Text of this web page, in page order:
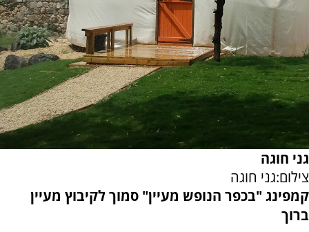
גני חוגה
צילום:גני חוגה
קמפינג "בכפר הנופש מעיין" סמוך לקיבוץ מעיין
ברוך